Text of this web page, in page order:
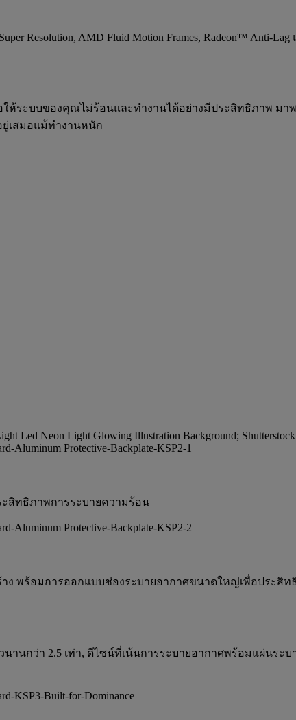
Resolution, AMD Fluid Motion Frames, Radeon™ Anti-Lag
ระบบของคุณไม่ร้อนและทำงานได้อย่างมีประสิทธิภาพ มา
เสมอแม้ทำงานหนัก
สิทธิภาพการระบายความร้อน
พร้อมการออกแบบช่องระบายอากาศขนาดใหญ่เพื่อประสิ
นกว่า 2.5 เท่า, ดีไซน์ที่เน้นการระบายอากาศพร้อมแผ่นระ